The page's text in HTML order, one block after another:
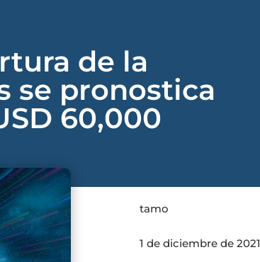
de la
se pronostica
60,000
tamo
1 de diciembre de 2021